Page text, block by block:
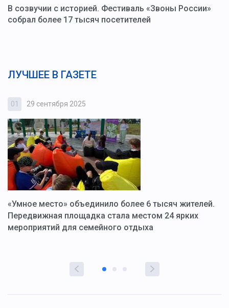
В созвучии с историей. Фестиваль «Звоны России»
собрал более 17 тысяч посетителей
ЛУЧШЕЕ В ГАЗЕТЕ
01 29 сентября 2025
«Умное место» объединило более 6 тысяч жителей.
Передвижная площадка стала местом 24 ярких
мероприятий для семейного отдыха